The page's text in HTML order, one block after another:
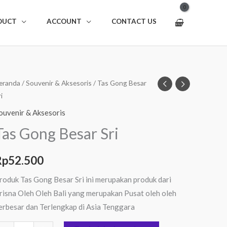
ACCOUNT CONTACT US
/Souvenir & Aksesoris / Tas Gong Besar
& Aksesoris
Gong Besar Sri
52.500
Tas Gong Besar Sri ini merupakan produk dari
Oleh Oleh Bali yang merupakan Pusat oleh oleh
dan Terlengkap di Asia Tenggara